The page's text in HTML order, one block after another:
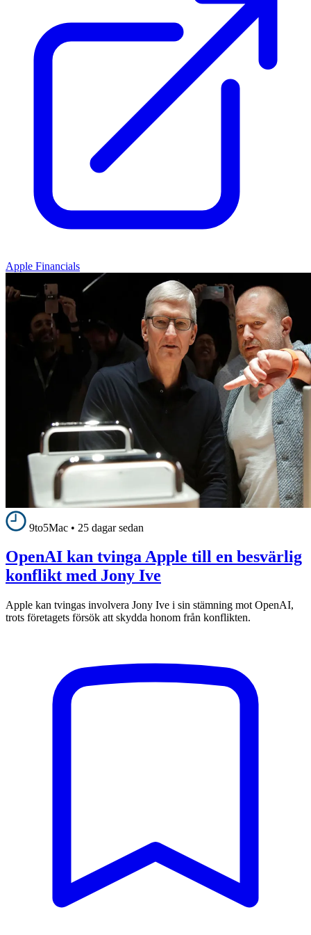
Apple Financials
9to5Mac • 25 dagar sedan
OpenAI kan tvinga Apple till en besvärlig
konflikt med Jony Ive
Apple kan tvingas involvera Jony Ive i sin stämning mot OpenAI,
trots företagets försök att skydda honom från konflikten.